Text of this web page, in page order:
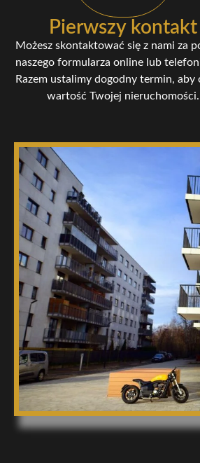
Pierwszy kontakt
Możesz skontaktować się z nami za
naszego formularza online lub
Razem ustalimy dogodny termin, aby
wartość Twojej nieruchomości.